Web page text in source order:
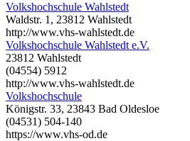
Volkshochschule Wahlstedt
Waldstr. 1, 23812 Wahlstedt
http://www.vhs-wahlstedt.de
Volkshochschule Wahlstedt e.V.
23812 Wahlstedt
(04554) 5912
http://www.vhs-wahlstedt.de
Volkshochschule
Königstr. 33, 23843 Bad Oldesloe
(04531) 504-140
https://www.vhs-od.de